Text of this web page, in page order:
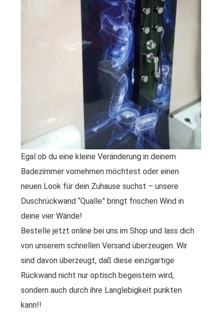
Egal ob du eine kleine Veränderung in deinem
Badezimmer vornehmen möchtest oder einen
neuen Look für dein Zuhause suchst – unsere
Duschrückwand “Qualle” bringt frischen Wind in
deine vier Wände!
Bestelle jetzt online bei uns im Shop und lass dich
von unserem schnellen Versand überzeugen. Wir
sind davon überzeugt, daß diese einzigartige
Rückwand nicht nur optisch begeistern wird,
sondern auch durch ihre Langlebigkeit punkten
kann!!